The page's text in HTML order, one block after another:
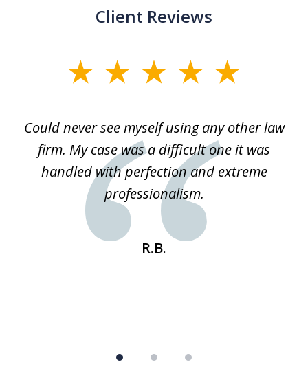
Client Reviews
Could never see myself using any other law
firm. My case was a difficult one it was
handled with perfection and extreme
professionalism.
R.B.